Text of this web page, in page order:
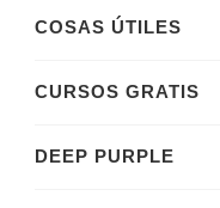
COSAS ÚTILES
CURSOS GRATIS
DEEP PURPLE